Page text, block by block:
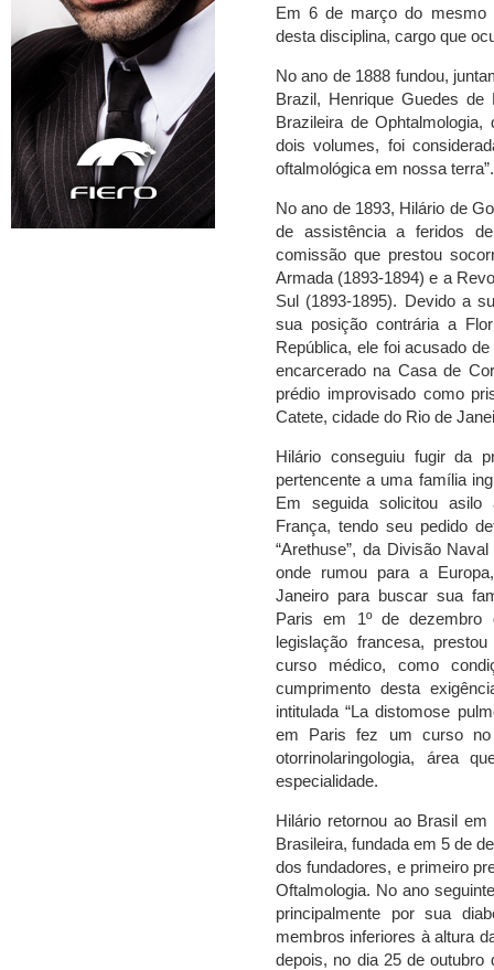
Em 6 de março do mesmo
desta disciplina, cargo que
No ano de 1888 fundou,
Brazil, Henrique Guedes
Brazileira de
dois volumes, foi
oftalmológica em nossa terra”.
No ano de 1893, Hilário de
de assistência a feridos
comissão que prestou
Armada (1893-1894) e a
Sul (1893-1895). Devido a
sua posição contrária a
República, ele foi acusado
encarcerado na Casa de
prédio improvisado como
Catete, cidade do Rio de
Hilário conseguiu fugir da
pertencente a uma família
Em seguida solicitou asilo
França, tendo seu pedido
“Arethuse”, da Divisão
onde rumou para a
Janeiro para buscar sua
Paris em 1º de dezembro
legislação francesa,
curso médico, como
cumprimento desta
intitulada “La distomose
em Paris fez um curso
otorrinolaringologia, área
especialidade.
Hilário retornou ao Brasil
Brasileira, fundada em 5 de
dos fundadores, e primeiro
Oftalmologia. No ano
principalmente por sua
membros inferiores à altura
depois, no dia 25 de